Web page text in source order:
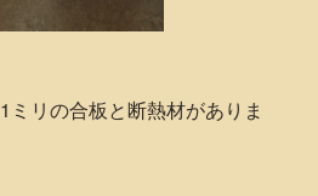
リの合板と断熱材がありま